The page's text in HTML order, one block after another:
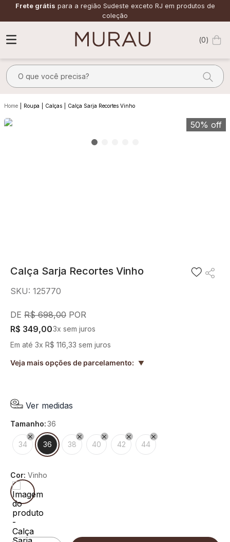
Frete grátis para a região Sudeste exceto RJ em produtos de
coleção
0
O que você precisa?
Roupa Calças Calça Sarja Recortes Vinho
50% off
Calça Sarja Recortes Vinho
SKU: 125770
R$ 698,00
R$ 349,003x sem juros
Em até 3x R$ 116 33 sem juros
Veja mais opções de parcelamento: ▲
Ver medidas
tamanho:36
34 36 38 40 42 44
Cor: Vinho
10º blusa